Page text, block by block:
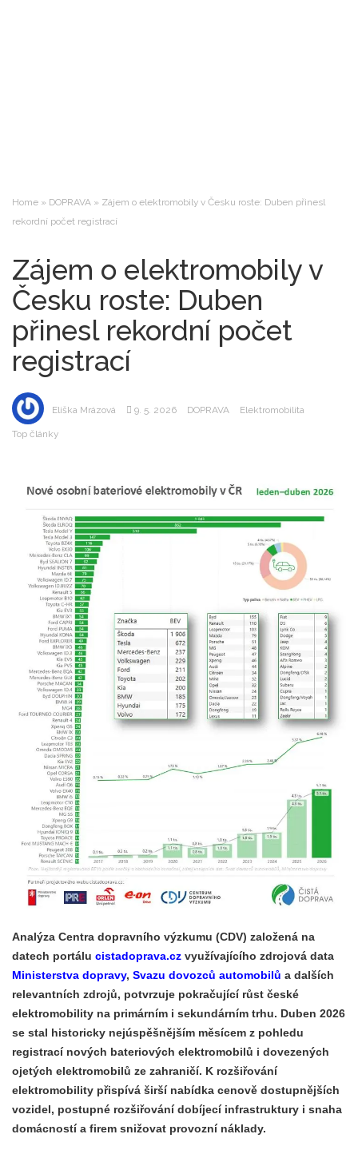
Home » DOPRAVA » Zájem o elektromobily v Česku roste: Duben přinesl
rekordní počet registrací
Zájem o elektromobily v
Česku roste: Duben
přinesl rekordní počet
registrací
Eliška Mrázová 9. 5. 2026 DOPRAVA Elektromobilita
Top články
Analýza Centra dopravního výzkumu (CDV) založená na
datech portálu cistadoprava.cz využívajícího zdrojová data
Ministerstva dopravy, Svazu dovozců automobilů a dalších
relevantních zdrojů, potvrzuje pokračující růst české
elektromobility na primárním i sekundárním trhu. Duben 2026
se stal historicky nejúspěšnějším měsícem z pohledu
registrací nových bateriových elektromobilů i dovezených
ojetých elektromobilů ze zahraničí. K rozšiřování
elektromobility přispívá širší nabídka cenově dostupnějších
vozidel, postupné rozšiřování dobíjecí infrastruktury i snaha
domácností a firem snižovat provozní náklady.